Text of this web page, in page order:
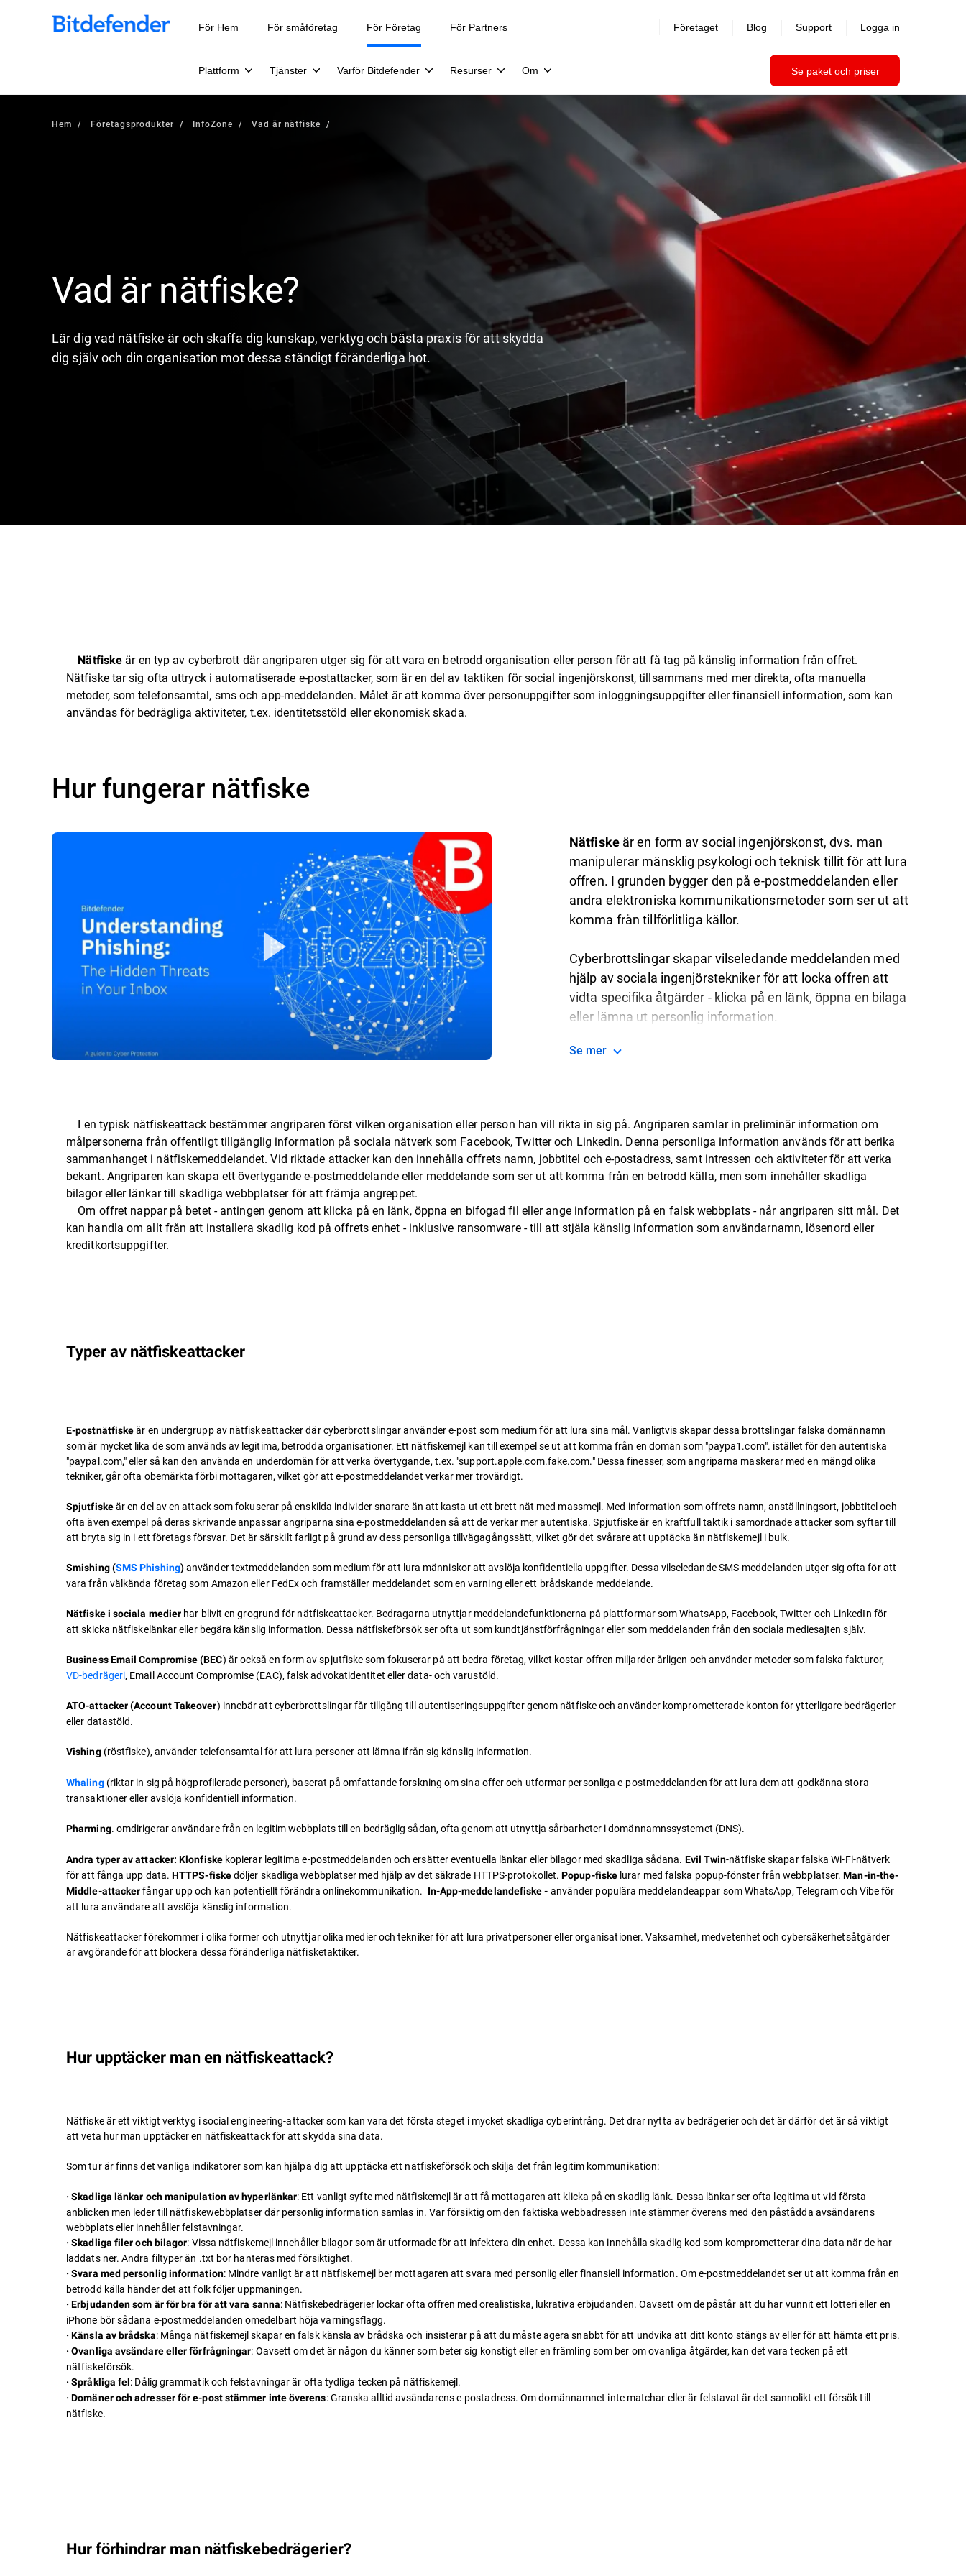
För Hem För småföretag För Företag
Plattform Tjänster Varför Bitdefender Resurser Om Se paket och priser
För Partners Företaget Blog Support Logga in
Hem Företagsprodukter InfoZone Vad är nätfiske
Vad är nätfiske?
Lär dig vad nätfiske är och skaffa dig kunskap, verktyg och bästa praxis för att skydda
dig själv och din organisation mot dessa ständigt föränderliga hot.
Nätfiske är en typ av cyberbrott där angriparen utger sig för att vara en betrodd organisation eller person för att få tag på känslig information från offret.
Nätfiske tar sig ofta uttryck i automatiserade e-postattacker, som är en del av taktiken för social ingenjörskonst, tillsammans med mer direkta, ofta manuella
metoder, som telefonsamtal, sms och app-meddelanden. Målet är att komma över personuppgifter som inloggningsuppgifter eller finansiell information, som kan
användas för bedrägliga aktiviteter, t.ex. identitetsstöld eller ekonomisk skada.
Hur fungerar nätfiske
Nätfiskeär en form av social ingenjörskonst, dvs. man
manipulerar mänsklig psykologi och teknisk tillit för att lura
offren. I grunden bygger den på e-postmeddelanden eller
andra elektroniska kommunikationsmetoder som ser ut att
komma från tillförlitliga källor.
Cyberbrottslingar skapar vilseledande meddelanden med
hjälp av sociala ingenjörstekniker för att locka offren att
vidta specifika åtgärder - klicka på en länk, öppna en bilaga
eller lämna ut personlig information.
Se mer
I en typisk nätfiskeattack bestämmer angriparen först vilken organisation eller person han vill rikta in sig på. Angriparen samlar in preliminär information om
målpersonerna från offentligt tillgänglig information på sociala nätverk som Facebook, Twitter och LinkedIn. Denna personliga information används för att berika
sammanhanget i nätfiskemeddelandet. Vid riktade attacker kan den innehålla offrets namn, jobbtitel och e-postadress, samt intressen och aktiviteter för att verka
bekant. Angriparen kan skapa ett övertygande e-postmeddelande eller meddelande som ser ut att komma från en betrodd källa, men som innehåller skadliga
bilagor eller länkar till skadliga webbplatser för att främja angreppet.
Om offret nappar på betet - antingen genom att klicka på en länk, öppna en bifogad fil eller ange information på en falsk webbplats - når angriparen sitt mål. Det
kan handla om allt från att installera skadlig kod på offrets enhet - inklusive ransomware - till att stjäla känslig information som användarnamn, lösenord eller
kreditkortsuppgifter.
Typer av nätfiskeattacker
E-postnätfiskeär en undergrupp av nätfiskeattacker där cyberbrottslingar använder e-post som medium för att lura sina mål. Vanligtvis skapar dessa brottslingar falska domännamn
som är mycket lika de som används av legitima, betrodda organisationer. Ett nätfiskemejl kan till exempel se ut att komma från en domän som "paypa1.com". istället för den autentiska
"paypal.com," eller så kan den använda en underdomän för att verka övertygande, t.ex. "support.apple.com.fake.com." Dessa finesser, som angriparna maskerar med en mängd olika
tekniker, går ofta obemärkta förbi mottagaren, vilket gör att e-postmeddelandet verkar mer trovärdigt.
Spjutfiskeär en del av en attack som fokuserar på enskilda individer snarare än att kasta ut ett brett nät med massmejl. Med information som offrets namn, anställningsort, jobbtitel och
ofta även exempel på deras skrivande anpassar angriparna sina e-postmeddelanden så att de verkar mer autentiska. Spjutfiske är en kraftfull taktik i samordnade attacker som syftar till
att bryta sig in i ett företags försvar. Det är särskilt farligt på grund av dess personliga tillvägagångssätt, vilket gör det svårare att upptäcka än nätfiskemejl i bulk.
Smishing (SMS Phishing)använder textmeddelanden som medium för att lura människor att avslöja konfidentiella uppgifter. Dessa vilseledande SMS-meddelanden utger sig ofta för att
vara från välkända företag som Amazon eller FedEx och framställer meddelandet som en varning eller ett brådskande meddelande.
Nätfiske i sociala medier har blivit en grogrund för nätfiskeattacker. Bedragarna utnyttjar meddelandefunktionerna på plattformar som WhatsApp, Facebook, Twitter och LinkedIn för
att skicka nätfiskelänkar eller begära känslig information. Dessa nätfiskeförsök ser ofta ut som kundtjänstförfrågningar eller som meddelanden från den sociala mediesajten själv.
Business Email Compromise (BEC) är också en form av spjutfiske som fokuserar på att bedra företag, vilket kostar offren miljarder årligen och använder metoder som falska fakturor,
VD-bedrägeri, Email Account Compromise (EAC), falsk advokatidentitet eller data- och varustöld.
ATO-attacker (Account Takeover) innebär att cyberbrottslingar får tillgång till autentiseringsuppgifter genom nätfiske och använder komprometterade konton för ytterligare bedrägerier
eller datastöld.
Vishing(röstfiske), använder telefonsamtal för att lura personer att lämna ifrån sig känslig information.
Whaling(riktar in sig på högprofilerade personer), baserat på omfattande forskning om sina offer och utformar personliga e-postmeddelanden för att lura dem att godkänna stora
transaktioner eller avslöja konfidentiell information.
Pharming. omdirigerar användare från en legitim webbplats till en bedräglig sådan, ofta genom att utnyttja sårbarheter i domännamnssystemet (DNS).
Andra typer av attacker: Klonfiskekopierar legitima e-postmeddelanden och ersätter eventuella länkar eller bilagor med skadliga sådana. Evil Twin-nätfiske skapar falska Wi-Fi-nätverk
för att fånga upp data.HTTPS-fiskedöljer skadliga webbplatser med hjälp av det säkrade HTTPS-protokollet.Popup-fiske lurar med falska popup-fönster från webbplatser.Man-in-the-
Middle-attackerfångar upp och kan potentiellt förändra onlinekommunikation. In-App-meddelandefiske - använder populära meddelandeappar som WhatsApp, Telegram och Vibe för
att lura användare att avslöja känslig information.
Nätfiskeattacker förekommer i olika former och utnyttjar olika medier och tekniker för att lura privatpersoner eller organisationer. Vaksamhet, medvetenhet och cybersäkerhetsåtgärder
är avgörande för att blockera dessa föränderliga nätfisketaktiker.
Hur upptäcker man en nätfiskeattack?
Nätfiske är ett viktigt verktyg i social engineering-attacker som kan vara det första steget i mycket skadliga cyberintrång. Det drar nytta av bedrägerier och det är därför det är så viktigt
att veta hur man upptäcker en nätfiskeattack för att skydda sina data.
Som tur är finns det vanliga indikatorer som kan hjälpa dig att upptäcka ett nätfiskeförsök och skilja det från legitim kommunikation:
· Skadliga länkar och manipulation av hyperlänkar: Ett vanligt syfte med nätfiskemejl är att få mottagaren att klicka på en skadlig länk. Dessa länkar ser ofta legitima ut vid första
anblicken men leder till nätfiskewebbplatser där personlig information samlas in. Var försiktig om den faktiska webbadressen inte stämmer överens med den påstådda avsändarens
webbplats eller innehåller felstavningar.
· Skadliga filer och bilagor: Vissa nätfiskemejl innehåller bilagor som är utformade för att infektera din enhet. Dessa kan innehålla skadlig kod som komprometterar dina data när de har
laddats ner. Andra filtyper än .txt bör hanteras med försiktighet.
· Svara med personlig information: Mindre vanligt är att nätfiskemejl ber mottagaren att svara med personlig eller finansiell information. Om e-postmeddelandet ser ut att komma från en
betrodd källa händer det att folk följer uppmaningen.
· Erbjudanden som är för bra för att vara sanna: Nätfiskebedrägerier lockar ofta offren med orealistiska, lukrativa erbjudanden. Oavsett om de påstår att du har vunnit ett lotteri eller en
iPhone bör sådana e-postmeddelanden omedelbart höja varningsflagg.
· Känsla av brådska: Många nätfiskemejl skapar en falsk känsla av brådska och insisterar på att du måste agera snabbt för att undvika att ditt konto stängs av eller för att hämta ett pris.
· Ovanliga avsändare eller förfrågningar: Oavsett om det är någon du känner som beter sig konstigt eller en främling som ber om ovanliga åtgärder, kan det vara tecken på ett
nätfiskeförsök.
· Språkliga fel: Dålig grammatik och felstavningar är ofta tydliga tecken på nätfiskemejl.
· Domäner och adresser för e-post stämmer inte överens: Granska alltid avsändarens e-postadress. Om domännamnet inte matchar eller är felstavat är det sannolikt ett försök till
nätfiske.
Hur förhindrar man nätfiskebedrägerier?